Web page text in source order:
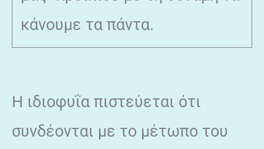
κάνουμε τα πάντα.
Η ιδιοφυΐα πιστεύεται ότι
συνδέονται με το μέτωπο του